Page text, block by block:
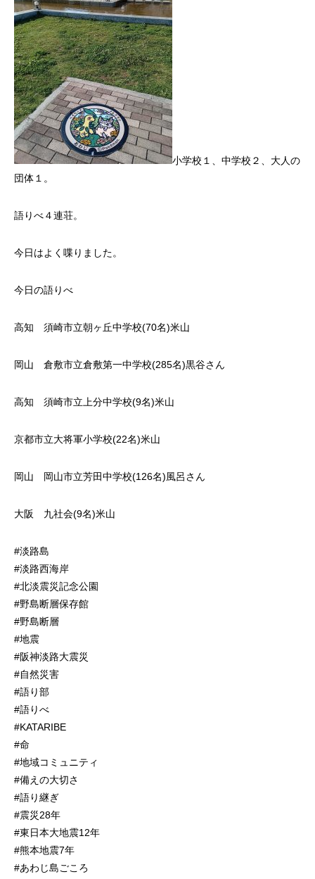
小学校１、中学校２、大人の
団体１。
語りべ４連荘。
今日はよく喋りました。
今日の語りべ
高知 須崎市立朝ヶ丘中学校(70名)米山
岡山 倉敷市立倉敷第一中学校(285名)黒谷さん
高知 須崎市立上分中学校(9名)米山
京都市立大将軍小学校(22名)米山
岡山 岡山市立芳田中学校(126名)風呂さん
大阪 九社会(9名)米山
#淡路島
#淡路西海岸
#北淡震災記念公園
#野島断層保存館
#野島断層
#地震
#阪神淡路大震災
#自然災害
#語り部
#語りべ
#KATARIBE
#命
#地域コミュニティ
#備えの大切さ
#語り継ぎ
#震災28年
#東日本大地震12年
#熊本地震7年
#あわじ島ごころ